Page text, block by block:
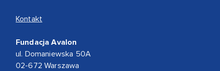
Kontakt
Fundacja Avalon
ul. Domaniewska 50A
02-672 Warszawa